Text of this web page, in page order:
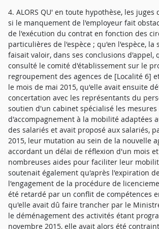
4. ALORS QU' en toute hypothèse, les
si le manquement de l'employeur fait
de l'exécution du contrat en fonction des
particulières de l'espèce ; qu'en l'espèce, la
faisait valoir, dans ses conclusions d'appel,
consulté le comité d'établissement sur le
regroupement des agences de [Localité 6]
le mois de mai 2015, qu'elle avait ensuite
concertation avec les représentants du
soutien d'un cabinet spécialisé les mesures
d'accompagnement à la mobilité adaptées
des salariés et avait proposé aux salariés,
2015, leur mutation au sein de la nouvelle
accordant un délai de réflexion d'un mois
nombreuses aides pour faciliter leur
soutenait également qu'après l'expiration
l'engagement de la procédure de
été retardé par un conflit de compétences
qu'elle avait dû faire trancher par le
le déménagement des activités étant
novembre 2015, elle avait alors été